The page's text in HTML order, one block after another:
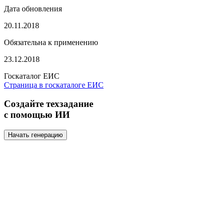
Дата обновления
20.11.2018
Обязательна к применению
23.12.2018
Госкаталог ЕИС
Страница в госкаталоге ЕИС
Создайте техзадание
с помощью ИИ
Начать генерацию